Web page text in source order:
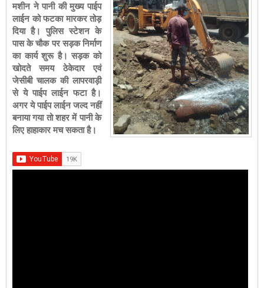
मशीन ने पानी की मुख्य पाईप
लाईन को फटका मारकर तोड़
दिया है। पुलिस स्टेशन के
पास के चौक पर सड़क निर्माण
का कार्य शुरू है। सड़क को
खोदते समय ठेकेदार एवं
जेसीबी चालक की लापरवाड़ी
से ये पाईप लाईन फटा है।
अगर ये पाईप लाईन जल्द नहीं
बनाया गया तो शहर में पानी के
लिए हाहाकार मच सकता है।